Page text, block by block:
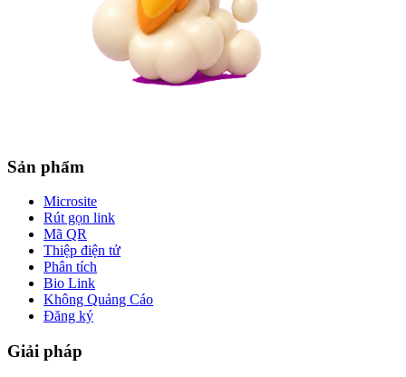
Sản phẩm
Microsite
Rút gọn link
Mã QR
Thiệp điện tử
Phân tích
Bio Link
Không Quảng Cáo
Đăng ký
Giải pháp